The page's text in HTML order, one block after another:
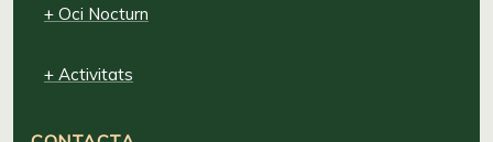
+ Oci Nocturn
+ Activitats